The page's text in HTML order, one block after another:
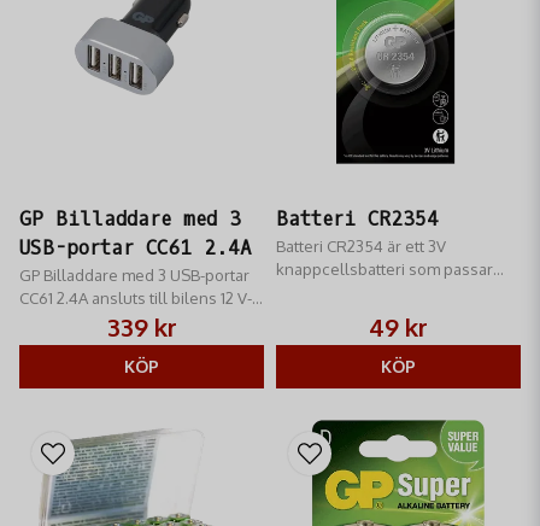
GP Billaddare med 3
USB-portar CC61 2.4A
GP Billaddare med 3 USB-portar
CC61 2.4A ansluts till bilens 12 V-
cigguttag och är kompatibel med
smartphones mm
339 kr
KÖP
Batteri CR2354
Batteri CR2354 är ett 3V
knappcellsbatteri som passar
49 kr
KÖP